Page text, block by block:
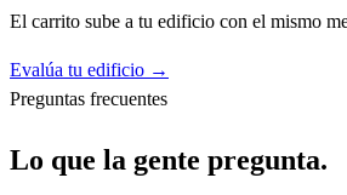
El carrito sube a tu edificio con el mismo
Evalúa tu edificio →
Preguntas frecuentes
Lo que la gente pregunta.